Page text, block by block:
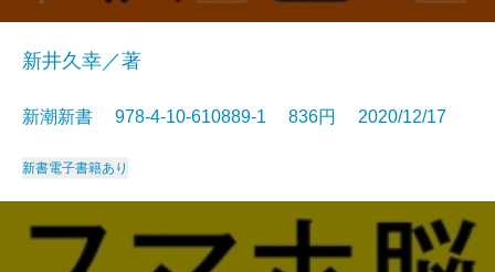
新井久幸／著
新潮新書 978-4-10-610889-1 836円 2020/12/17
新書電子書籍あり